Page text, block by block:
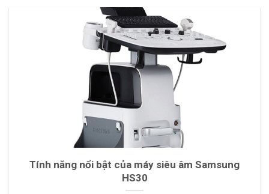
Tính năng nổi bật của máy siêu âm Samsung
HS30